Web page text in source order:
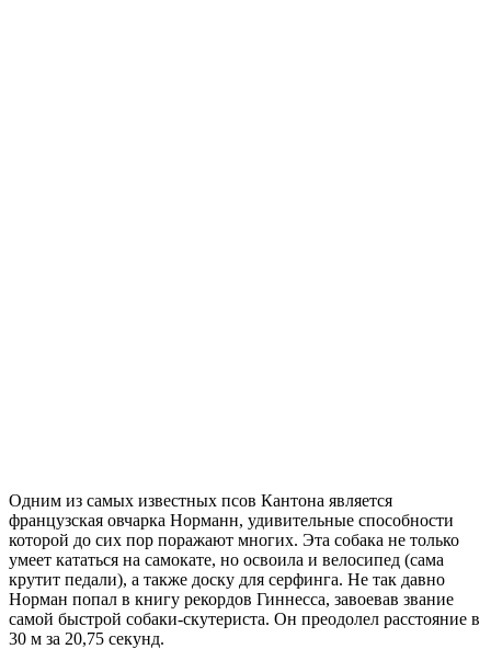
Одним из самых известных псов Кантона является
французская овчарка Норманн, удивительные способности
которой до сих пор поражают многих. Эта собака не только
умеет кататься на самокате, но освоила и велосипед (сама
крутит педали), а также доску для серфинга. Не так давно
Норман попал в книгу рекордов Гиннесса, завоевав звание
самой быстрой собаки-скутериста. Он преодолел расстояние в
30 м за 20,75 секунд.